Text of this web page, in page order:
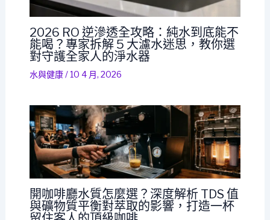
2026 RO 逆滲透全攻略：純水到底能不
能喝？專家拆解 5 大濾水迷思，教你選
對守護全家人的淨水器
水與健康/10 4 月, 2026
開咖啡廳水質怎麼選？深度解析 TDS 值
與礦物質平衡對萃取的影響，打造一杯